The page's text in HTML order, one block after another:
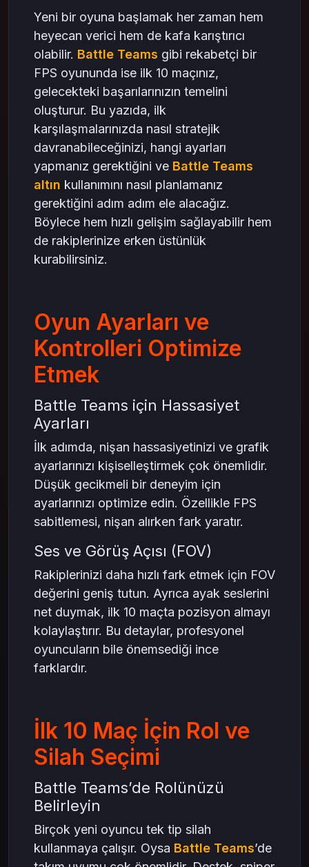
Yeni bir oyuna başlamak her zaman hem
heyecan verici hem de kafa karıştırıcı
olabilir. Battle Teams gibi rekabetçi bir
FPS oyununda ise ilk 10 maçınız,
gelecekteki başarılarınızın temelini
oluşturur. Bu yazıda, ilk
karşılaşmalarınızda nasıl stratejik
davranabileceğinizi, hangi ayarları
yapmanız gerektiğini ve Battle Teams
altın kullanımını nasıl planlamanız
gerektiğini adım adım ele alacağız.
Böylece hem hızlı gelişim sağlayabilir hem
de rakiplerinize erken üstünlük
kurabilirsiniz.
Oyun Ayarları ve
Kontrolleri Optimize
Etmek
Battle Teams için Hassasiyet
Ayarları
İlk adımda, nişan hassasiyetinizi ve grafik
ayarlarınızı kişiselleştirmek çok önemlidir.
Düşük gecikmeli bir deneyim için
ayarlarınızı optimize edin. Özellikle FPS
sabitlemesi, nişan alırken fark yaratır.
Ses ve Görüş Açısı (FOV)
Rakiplerinizi daha hızlı fark etmek için FOV
değerini geniş tutun. Ayrıca ayak seslerini
net duymak, ilk 10 maçta pozisyon almayı
kolaylaştırır. Bu detaylar, profesyonel
oyuncuların bile önemsediği ince
farklardır.
İlk 10 Maç İçin Rol ve
Silah Seçimi
Battle Teams’de Rolünüzü
Belirleyin
Birçok yeni oyuncu tek tip silah
kullanmaya çalışır. Oysa Battle Teams’de